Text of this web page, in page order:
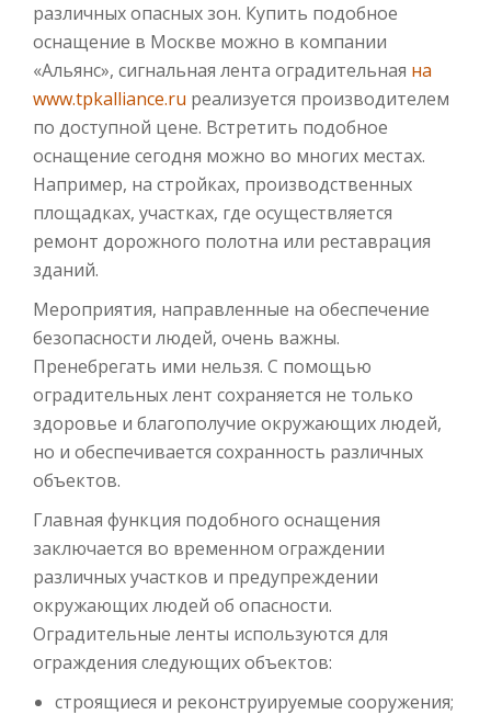
различных опасных зон. Купить подобное
оснащение в Москве можно в компании
«Альянс», сигнальная лента оградительная на
www.tpkalliance.ru реализуется производителем
по доступной цене. Встретить подобное
оснащение сегодня можно во многих местах.
Например, на стройках, производственных
площадках, участках, где осуществляется
ремонт дорожного полотна или реставрация
зданий.
Мероприятия, направленные на обеспечение
безопасности людей, очень важны.
Пренебрегать ими нельзя. С помощью
оградительных лент сохраняется не только
здоровье и благополучие окружающих людей,
но и обеспечивается сохранность различных
объектов.
Главная функция подобного оснащения
заключается во временном ограждении
различных участков и предупреждении
окружающих людей об опасности.
Оградительные ленты используются для
ограждения следующих объектов:
строящиеся и реконструируемые сооружения;